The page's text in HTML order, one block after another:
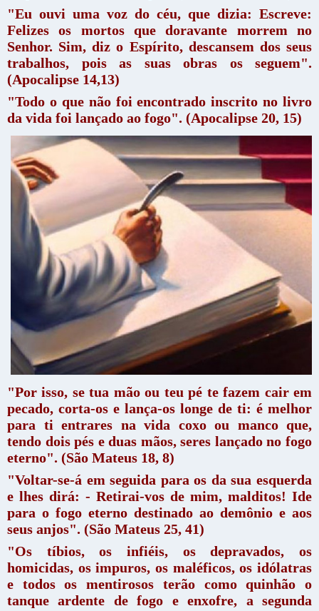
"Eu ouvi uma voz do céu, que dizia: Escreve:
Felizes os mortos que doravante morrem no
Senhor. Sim, diz o Espírito, descansem dos seus
trabalhos, pois as suas obras os seguem".
(Apocalipse 14,13)
"Todo o que não foi encontrado inscrito no livro
da vida foi lançado ao fogo". (Apocalipse 20, 15)
"Por isso, se tua mão ou teu pé te fazem cair em
pecado, corta-os e lança-os longe de ti: é melhor
para ti entrares na vida coxo ou manco que,
tendo dois pés e duas mãos, seres lançado no fogo
eterno". (São Mateus 18, 8)
"Voltar-se-á em seguida para os da sua esquerda
e lhes dirá: - Retirai-vos de mim, malditos! Ide
para o fogo eterno destinado ao demônio e aos
seus anjos". (São Mateus 25, 41)
"Os tíbios, os infiéis, os depravados, os
homicidas, os impuros, os maléficos, os idólatras
e todos os mentirosos terão como quinhão o
tanque ardente de fogo e enxofre, a segunda